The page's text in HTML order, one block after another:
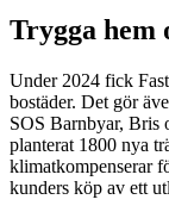
Trygga hem
Under 2024 fick
bostäder. Det gör
SOS Barnbyar, Bris
planterat 1800 nya
klimatkompenserar
kunders köp av ett